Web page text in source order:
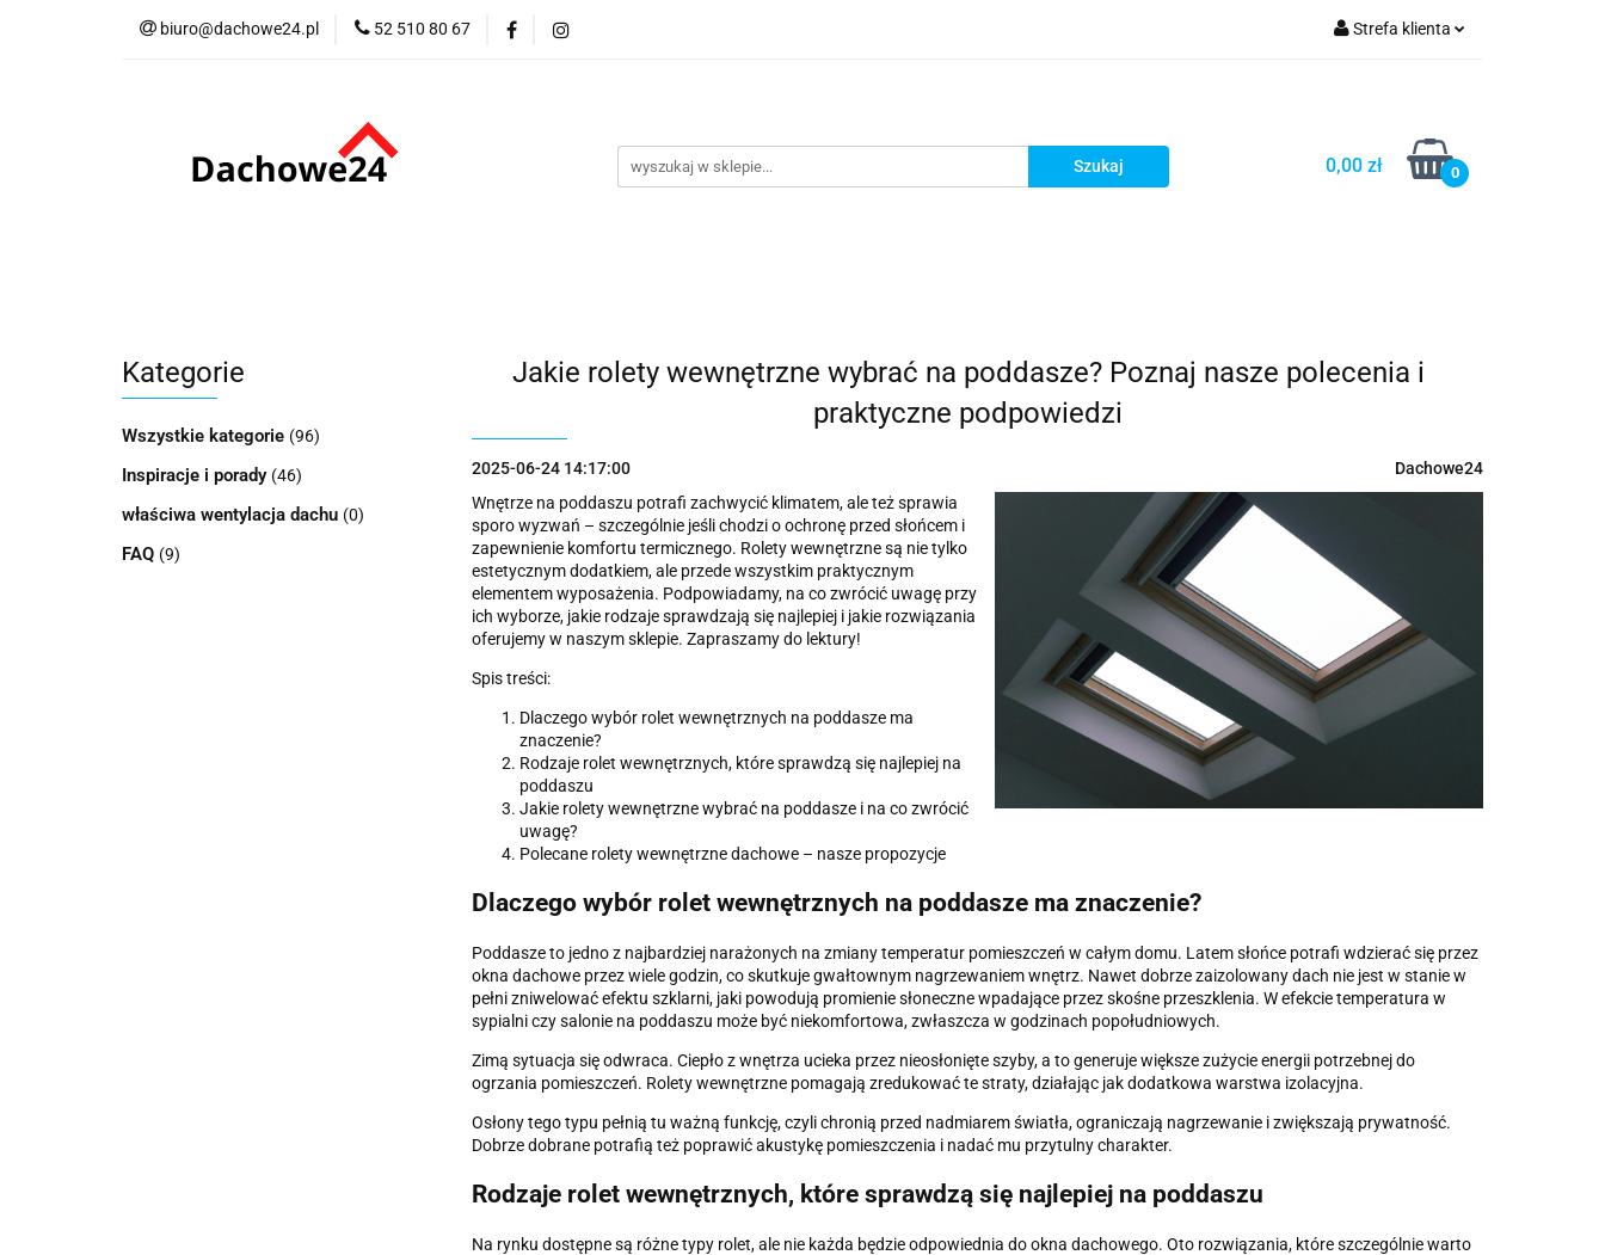
biuro@dachowe24.pl 52 510 80 67 Strefa klienta
Dodaj zgłoszenie
0,00 zł 0
Okna Rolety
Akcesoria
Kategorie
Wszystkie kategorie (96)
Inspiracje i porady (46)
właściwa wentylacja dachu (0)
FAQ (9)
Jakie rolety wewnętrzne wybrać na poddasze? Poznaj nasze polecenia i
praktyczne podpowiedzi
2025-06-24 14:17:00
Dachowe24
Wnętrze na poddaszu potrafi zachwycić klimatem, ale też sprawia
sporo wyzwań – szczególnie jeśli chodzi o ochronę przed słońcem i
zapewnienie komfortu termicznego. Rolety wewnętrzne są nie tylko
estetycznym dodatkiem, ale przede wszystkim praktycznym
elementem wyposażenia. Podpowiadamy, na co zwrócić uwagę przy
ich wyborze, jakie rodzaje sprawdzają się najlepiej i jakie rozwiązania
oferujemy w naszym sklepie. Zapraszamy do lektury!
Spis treści:
Dlaczego wybór rolet wewnętrznych na poddasze ma
znaczenie?
Rodzaje rolet wewnętrznych, które sprawdzą się najlepiej na
poddaszu
Jakie rolety wewnętrzne wybrać na poddasze i na co zwrócić
uwagę?
Polecane rolety wewnętrzne dachowe – nasze propozycje
Dlaczego wybór rolet wewnętrznych na poddasze ma znaczenie?
Poddasze to jedno z najbardziej narażonych na zmiany temperatur pomieszczeń w całym domu. Latem słońce potrafi wdzierać się przez
okna dachowe przez wiele godzin, co skutkuje gwałtownym nagrzewaniem wnętrz. Nawet dobrze zaizolowany dach nie jest w stanie w
pełni zniwelować efektu szklarni, jaki powodują promienie słoneczne wpadające przez skośne przeszklenia. W efekcie temperatura w
sypialni czy salonie na poddaszu może być niekomfortowa, zwłaszcza w godzinach popołudniowych.
Zimą sytuacja się odwraca. Ciepło z wnętrza ucieka przez nieosłonięte szyby, a to generuje większe zużycie energii potrzebnej do
ogrzania pomieszczeń. Rolety wewnętrzne pomagają zredukować te straty, działając jak dodatkowa warstwa izolacyjna.
Osłony tego typu pełnią tu ważną funkcję, czyli chronią przed nadmiarem światła, ograniczają nagrzewanie i zwiększają prywatność.
Dobrze dobrane potrafią też poprawić akustykę pomieszczenia i nadać mu przytulny charakter.
Rodzaje rolet wewnętrznych, które sprawdzą się najlepiej na poddaszu
Na rynku dostępne są różne typy rolet, ale nie każda będzie odpowiednia do okna dachowego. Oto rozwiązania, które szczególnie warto